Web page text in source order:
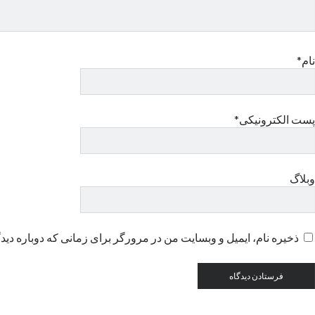
نام*
پست الکترونیکی*
وبلاگ
ذخیره نام، ایمیل و وبسایت من در مرورگر برای زمانی که دوباره